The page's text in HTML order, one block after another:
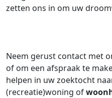
zetten ons in om uw
Neem gerust contact met
of om een afspraak te
helpen in uw zoektocht
(recreatie)woning of